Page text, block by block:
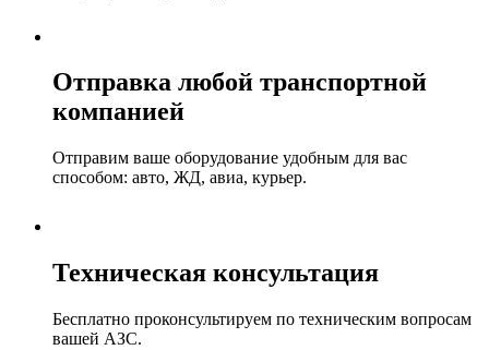
Отправка любой транспортной
компанией
Отправим ваше оборудование удобным для вас
способом: авто, ЖД, авиа, курьер.
Техническая консультация
Бесплатно проконсультируем по техническим вопросам
вашей АЗС.